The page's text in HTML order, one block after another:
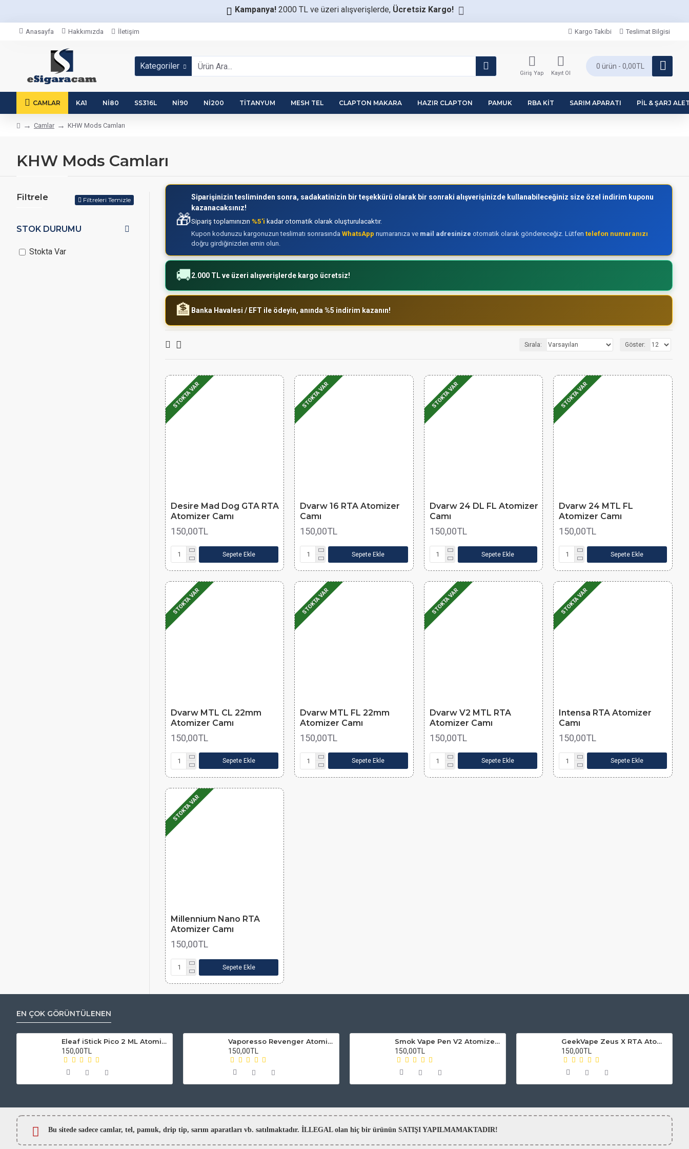
Kampanya! 2000 TL ve üzeri alışverişlerde, Ücretsiz Kargo!
Anasayfa Hakkımızda İletişim Kargo Takibi Teslimat Bilgisi
Kategoriler
Giriş Yap Kayıt Ol
0 ürün - 0,00TL
CAMLAR KA1 NI80 SS316L NI90 NI200 TITANYUM MESH TEL CLAPTON MAKARA HAZIR CLAPTON PAMUK RBA KIT SARIM APARATI PIL & ŞARJ
Camlar KHW Mods Camları
KHW Mods Camları
Filtrele Filtreleri Temizle
STOK DURUMU
Stokta Var
🎁
Siparişinizin tesliminden sonra, sadakatinizin bir teşekkürü olarak bir sonraki alışverişinizde kullanabileceğiniz size özel indirim kuponu
kazanacaksınız!
Sipariş toplamınızın %5'i kadar otomatik olarak oluşturulacaktır.
Kupon kodunuzu kargonuzun teslimatı sonrasında WhatsApp numaranıza ve mail adresinize otomatik olarak göndereceğiz. Lütfen telefon numaranızı
doğru girdiğinizden emin olun.
🚚2.000 TL ve üzeri alışverişlerde kargo ücretsiz!
🏦 Banka Havalesi / EFT ile ödeyin, anında %5 indirim kazanın!
Sırala: Göster:
STOKTA VAR
Desire Mad Dog GTA RTA
Atomizer Camı
150,00TL
Sepete Ekle
STOKTA VAR
Dvarw 16 RTA Atomizer
Camı
150,00TL
Sepete Ekle
STOKTA VAR
Dvarw 24 DL FL Atomizer
Camı
150,00TL
Sepete Ekle
STOKTA VAR
Dvarw 24 MTL FL
Atomizer Camı
150,00TL
Sepete Ekle
STOKTA VAR
Dvarw MTL CL 22mm
Atomizer Camı
150,00TL
Sepete Ekle
STOKTA VAR
Dvarw MTL FL 22mm
Atomizer Camı
150,00TL
Sepete Ekle
STOKTA VAR
Dvarw V2 MTL RTA
Atomizer Camı
150,00TL
Sepete Ekle
STOKTA VAR
Intensa RTA Atomizer
Camı
150,00TL
Sepete Ekle
STOKTA VAR
Millennium Nano RTA
Atomizer Camı
150,00TL
Sepete Ekle
EN ÇOK GÖRÜNTÜLENEN
Eleaf iStick Pico 2 ML Atomizer Camı
150,00TL
Vaporesso Revenger Atomizer Camı
150,00TL
Smok Vape Pen V2 Atomizer Camı
150,00TL
GeekVape Zeus X RTA Atomizer Camı
150,00TL
Bu sitede sadece camlar, tel, pamuk, drip tip, sarım aparatları vb. satılmaktadır. İLLEGAL olan hiç bir ürünün SATIŞI YAPILMAMAKTADIR!